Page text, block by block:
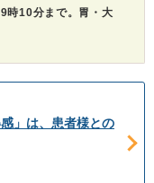
時10分まで。胃・大
」は、患者様との